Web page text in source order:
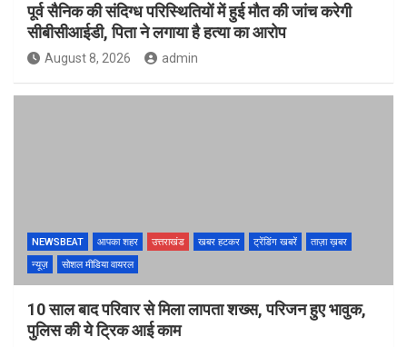
पूर्व सैनिक की संदिग्ध परिस्थितियों में हुई मौत की जांच करेगी
सीबीसीआईडी, पिता ने लगाया है हत्या का आरोप
August 8, 2026 admin
NEWSBEAT आपका शहर उत्तराखंड खबर हटकर ट्रेंडिंग खबरें
ताज़ा ख़बर
न्यूज़
सोशल मीडिया वायरल
10 साल बाद परिवार से मिला लापता शख्स, परिजन हुए भावुक,
पुलिस की ये ट्रिक आई काम